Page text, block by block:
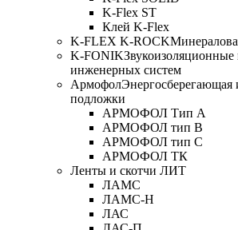
K-Flex ST
Клей K-Flex
K-FLEX K-ROCK
K-FONIKЗвукоизоляционные
инженерных систем
АрмофолЭнергосберегающая
подложки
АРМОФОЛ Тип А
АРМОФОЛ тип В
АРМОФОЛ тип C
АРМОФОЛ ТК
Ленты и скотчи ЛИТ
ЛАМС
ЛАМС-Н
ЛАС